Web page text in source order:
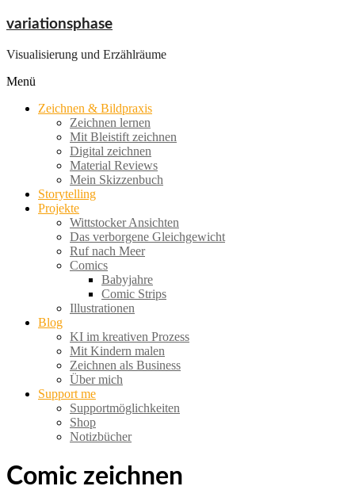
Zum
springen
variationsphase
Visualisierung und Erzählräume
Menü
Zeichnen & Bildpraxis
Zeichnen lernen
Mit Bleistift zeichnen
Digital zeichnen
Material Reviews
Mein Skizzenbuch
Storytelling
Projekte
Wittstocker Ansichten
Das verborgene Gleichgewicht
Ruf nach Meer
Comics
Babyjahre
Comic Strips
Illustrationen
Blog
KI im kreativen Prozess
Mit Kindern malen
Zeichnen als Business
Über mich
Support me
Supportmöglichkeiten
Shop
Notizbücher
Comic zeichnen